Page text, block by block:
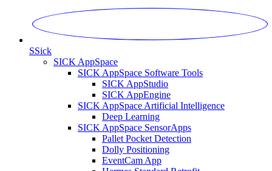
SSick
SICK AppSpace
SICK AppSpace Software Tools
SICK AppStudio
SICK AppEngine
SICK AppSpace Artificial Intelligence
Deep Learning
SICK AppSpace SensorApps
Pallet Pocket Detection
Dolly Positioning
EventCam App